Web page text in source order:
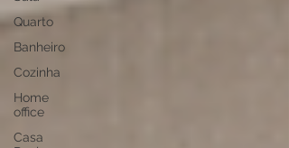
Quarto
Banheiro
Cozinha
Home
office
Casa